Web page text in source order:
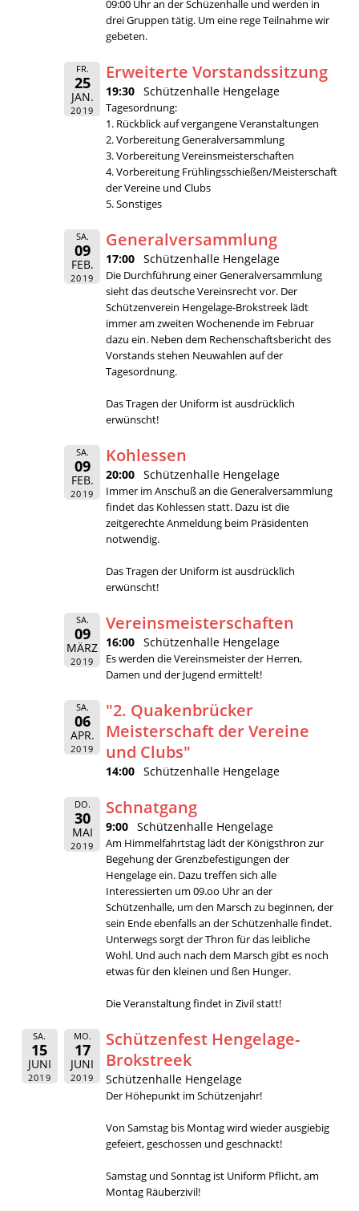
09:00 Uhr an der Schüzenhalle und werden in
drei Gruppen tätig. Um eine rege Teilnahme wir
gebeten.
FR.
25
JAN.
2019
Erweiterte Vorstandssitzung
19:30 Schützenhalle Hengelage
Tagesordnung:
1. Rückblick auf vergangene Veranstaltungen
2. Vorbereitung Generalversammlung
3. Vorbereitung Vereinsmeisterschaften
4. Vorbereitung Frühlingsschießen/Meisterschaft
der Vereine und Clubs
5. Sonstiges
SA.
09
FEB.
2019
Generalversammlung
17:00 Schützenhalle Hengelage
Die Durchführung einer Generalversammlung
sieht das deutsche Vereinsrecht vor. Der
Schützenverein Hengelage-Brokstreek lädt
immer am zweiten Wochenende im Februar
dazu ein. Neben dem Rechenschaftsbericht des
Vorstands stehen Neuwahlen auf der
Tagesordnung.
Das Tragen der Uniform ist ausdrücklich
erwünscht!
SA.
09
FEB.
2019
Kohlessen
20:00 Schützenhalle Hengelage
Immer im Anschuß an die Generalversammlung
findet das Kohlessen statt. Dazu ist die
zeitgerechte Anmeldung beim Präsidenten
notwendig.
Das Tragen der Uniform ist ausdrücklich
erwünscht!
SA.
09
MÄRZ
2019
Vereinsmeisterschaften
16:00 Schützenhalle Hengelage
Es werden die Vereinsmeister der Herren,
Damen und der Jugend ermittelt!
SA.
06
APR.
2019
"2. Quakenbrücker
Meisterschaft der Vereine
und Clubs"
14:00 Schützenhalle Hengelage
DO.
30
MAI
2019
Schnatgang
9:00 Schützenhalle Hengelage
Am Himmelfahrtstag lädt der Königsthron zur
Begehung der Grenzbefestigungen der
Hengelage ein. Dazu treffen sich alle
Interessierten um 09.oo Uhr an der
Schützenhalle, um den Marsch zu beginnen, der
sein Ende ebenfalls an der Schützenhalle findet.
Unterwegs sorgt der Thron für das leibliche
Wohl. Und auch nach dem Marsch gibt es noch
etwas für den kleinen und ßen Hunger.
Die Veranstaltung findet in Zivil statt!
SA.
15
JUNI
2019
MO.
17
JUNI
2019
Schützenfest Hengelage-
Brokstreek
Schützenhalle Hengelage
Der Höhepunkt im Schützenjahr!
Von Samstag bis Montag wird wieder ausgiebig
gefeiert, geschossen und geschnackt!
Samstag und Sonntag ist Uniform Pflicht, am
Montag Räuberzivil!